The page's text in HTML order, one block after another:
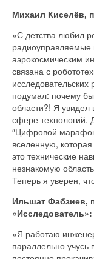
Михаил Киселёв,
«С детства любил
радиоуправляемые
аэрокосмическим
связана с
исследовательских
подумал: почему
области?! Я увидел
сфере технологий.
″Цифровой
вселенную,
это технические
незнакомую
Теперь я уверен,
Ильшат Фабзиев,
«Исследователь»:
«Я работаю
параллельно учусь